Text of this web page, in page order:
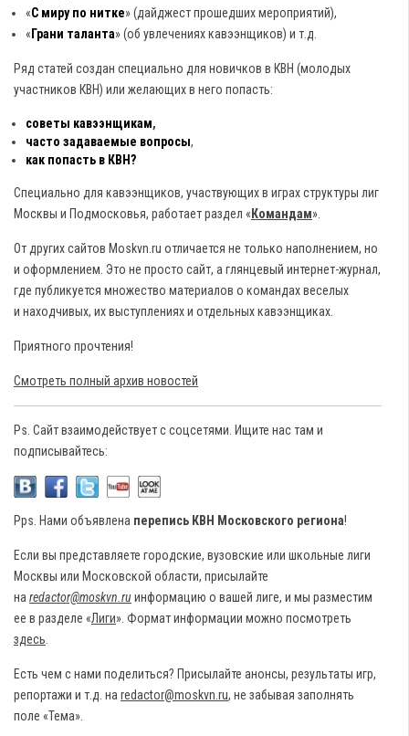
«С миру по нитке» (дайджест прошедших мероприятий),
« Грани таланта» (об увлечениях кавээнщиков) и т.д.
Ряд статей создан специально для новичков в КВН (молодых
участников КВН) или желающих в него попасть:
советы кавээнщикам,
часто задаваемые вопросы,
как попасть в КВН?
Специально для кавээнщиков, участвующих в играх структуры лиг
Москвы и Подмосковья, работает раздел « Командам».
От других сайтов Moskvn.ru отличается не только наполнением, но
и оформлением. Это не просто сайт, а глянцевый интернет-журнал,
где публикуется множество материалов о командах веселых
и находчивых, их выступлениях и отдельных кавээнщиках.
Приятного прочтения!
Смотреть полный архив новостей
Ps. Сайт взаимодействует с соцсетями. Ищите нас там и
подписывайтесь:
Pps. Нами объявлена перепись КВН Московского региона!
Если вы представляете городские, вузовские или школьные лиги
Москвы или Московской области, присылайте
на redactor@moskvn.ruинформацию о вашей лиге, и мы разместим
ее в разделе «Лиги». Формат информации можно посмотреть
здесь
Есть чем с нами поделиться? Присылайте анонсы, результаты игр,
репортажи и т.д. на redactor@moskvn.ru, не забывая заполнять
поле «Тема».